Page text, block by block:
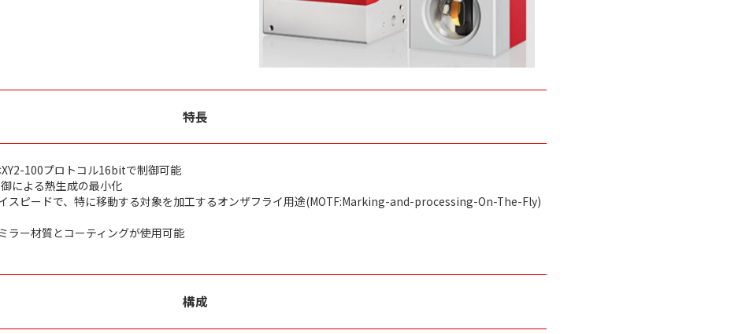
特長
100プロトコル16bitで制御可能
による熱生成の最小化
スピードで、特に移動する対象を加工するオンザフライ用途(MOTF:Marking-and-processing-On-The-Fly)
ラー材質とコーティングが使用可能
構成